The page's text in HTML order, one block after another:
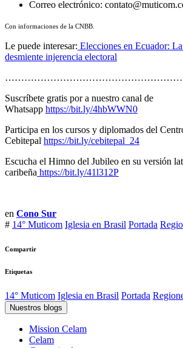
Correo electrónico:
Con informaciones de la CNBB.
Le puede interesar: Elecciones en Ecuador:
desmiente injerencia electoral
Suscríbete gratis por a nuestro canal de
Whatsapp https://bit.ly/4hbWWN0
Participa en los cursos y diplomados del
Cebitepal https://bit.ly/cebitepal_24
Escucha el Himno del Jubileo en su versión
caribeña https://bit.ly/41l312P
en Cono Sur
# 14° Muticom Iglesia en Brasil Portada
Compartir
Etiquetas
14° Muticom Iglesia en Brasil Portada
Nuestros blogs
Mission Celam
Celam